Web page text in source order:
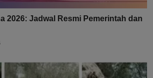
2026: Jadwal Resmi Pemerintah dan